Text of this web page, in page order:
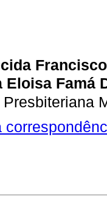
Eloisa Famá